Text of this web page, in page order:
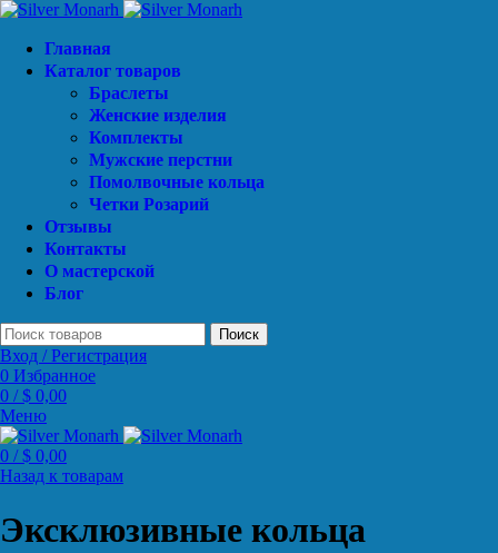
Главная
Каталог товаров
Браслеты
Женские изделия
Комплекты
Мужские перстни
Помолвочные кольца
Четки Розарий
Отзывы
Контакты
О мастерской
Блог
Поиск
Вход / Регистрация
0 Избранное
0 / $ 0,00
Меню
0 / $ 0,00
Назад к товарам
Эксклюзивные кольца